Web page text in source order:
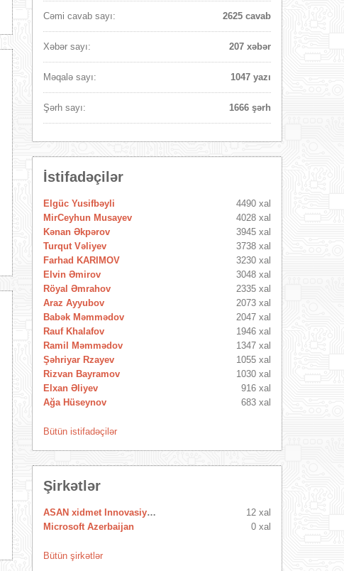
Cəmi cavab sayı: 2625 cavab
Xəbər sayı: 207 xəbər
Məqalə sayı: 1047 yazı
Şərh sayı: 1666 şərh
İstifadəçilər
Elgüc Yusifbəyli
4490 xal
MirCeyhun Musayev
4028 xal
Kənan Əkpərov
3945 xal
Turqut Vəliyev
3738 xal
Farhad KARIMOV
3230 xal
Elvin Əmirov
3048 xal
Röyal Əmrahov
2335 xal
Araz Ayyubov
2073 xal
Babək Məmmədov
2047 xal
Rauf Khalafov
1946 xal
Ramil Məmmədov
1347 xal
Şəhriyar Rzayev
1055 xal
Rizvan Bayramov
1030 xal
Elxan Əliyev
916 xal
Ağa Hüseynov
683 xal
Bütün istifadəçilər
Şirkətlər
ASAN xidmet Innovasiya Mərkəzi
12 xal
Microsoft Azerbaijan
0 xal
Bütün şirkətlər